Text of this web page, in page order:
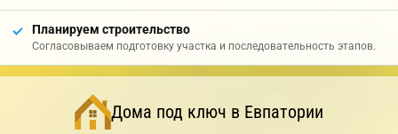
Планируем строительство
Согласовываем подготовку участка и последовательность этапов.
Дома под ключ в Евпатории